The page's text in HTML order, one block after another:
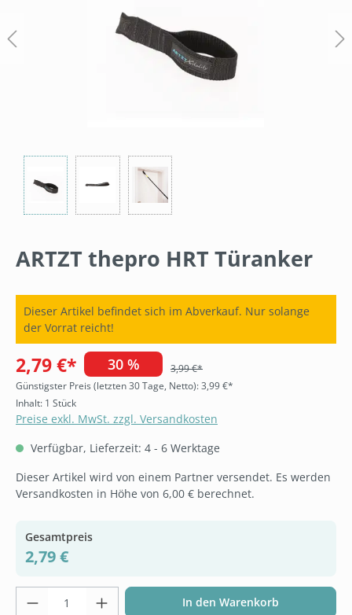
ARTZT thepro HRT Türanker
Dieser Artikel befindet sich im Abverkauf. Nur solange
der Vorrat reicht!
2,79 €* 30 %
3,99 €*
Günstigster Preis (letzten 30 Tage, Netto): 3,99 €*
Inhalt: 1 Stück
Preise exkl. MwSt. zzgl. Versandkosten
Verfügbar, Lieferzeit: 4 - 6 Werktage
Dieser Artikel wird von einem Partner versendet. Es werden
Versandkosten in Höhe von 6,00 € berechnet.
Gesamtpreis
2,79 €
Produkt Anzahl: Gib den gewünschten
In den Warenkorb